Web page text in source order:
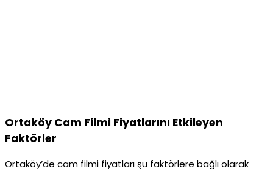
Ortaköy Cam Filmi Fiyatlarını Etkileyen
Faktörler
Ortaköy’de cam filmi fiyatları şu faktörlere bağlı olarak